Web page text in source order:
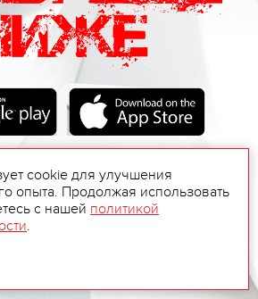
cookie для улучшения
опыта. Продолжая использовать
с нашей политикой
.